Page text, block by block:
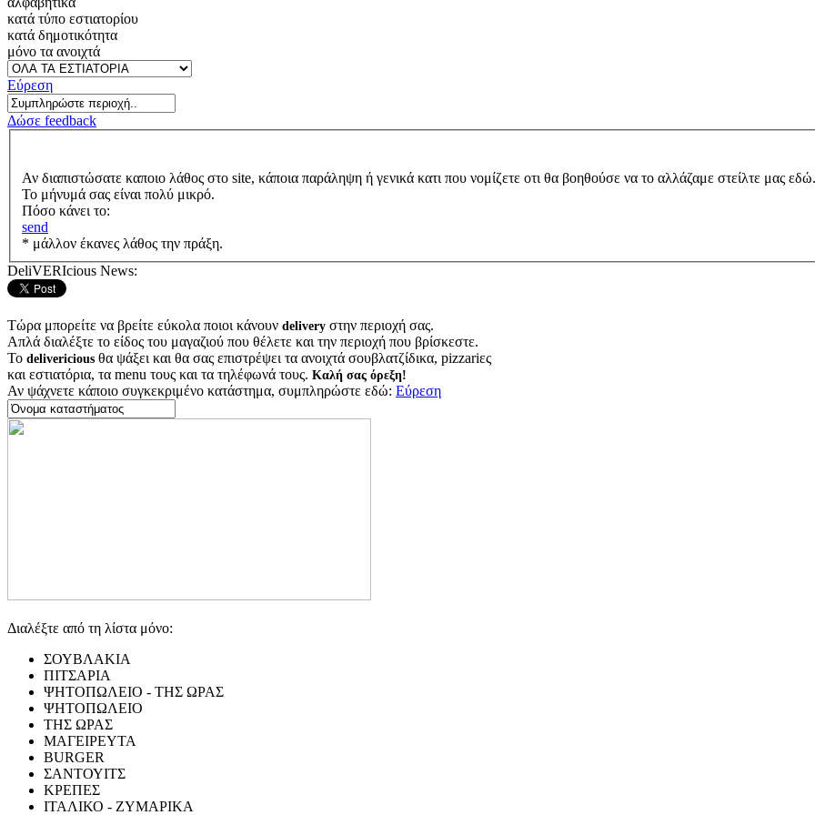
κατά τύπο εστιατορίου
κατά δημοτικότητα
μόνο τα ανοιχτά
Εύρεση
Δώσε feedback
Αν διαπιστώσατε καποιο λάθος στο site, κάποια παράληψη ή γενικά κατι που νομίζετε οτι θα βοηθούσε να το αλλάζαμε στείλτε μας
Το μήνυμά σας είναι πολύ μικρό.
Πόσο κάνει το:
send
* μάλλον έκανες λάθος την πράξη.
DeliVERIcious News:
Τώρα μπορείτε να βρείτε εύκολα ποιοι κάνουν delivery στην περιοχή σας.
Απλά διαλέξτε το είδος του μαγαζιού που θέλετε και την περιοχή που βρίσκεστε.
Το delivericious θα ψάξει και θα σας επιστρέψει τα ανοιχτά σουβλατζίδικα, pizzariες
και εστιατόρια, τα menu τους και τα τηλέφωνά τους. Καλή σας όρεξη!
Αν ψάχνετε κάποιο συγκεκριμένο κατάστημα, συμπληρώστε εδώ: Εύρεση
Διαλέξτε από τη λίστα μόνο:
ΣΟΥΒΛΑΚΙΑ
ΠΙΤΣΑΡΙΑ
ΨΗΤΟΠΩΛΕΙΟ - ΤΗΣ ΩΡΑΣ
ΨΗΤΟΠΩΛΕΙΟ
ΤΗΣ ΩΡΑΣ
ΜΑΓΕΙΡΕΥΤΑ
BURGER
ΣΑΝΤΟΥΙΤΣ
ΚΡΕΠΕΣ
ΙΤΑΛΙΚΟ - ΖΥΜΑΡΙΚΑ